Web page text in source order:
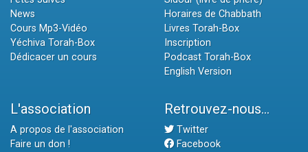
News
Cours Mp3-Vidéo
Yéchiva Torah-Box
Dédicacer un cours
Horaires de Chabbath
Livres Torah-Box
Inscription
Podcast Torah-Box
English Version
L'association
A propos de l'association
Faire un don !
Retrouvez-nous...
Twitter
Facebook